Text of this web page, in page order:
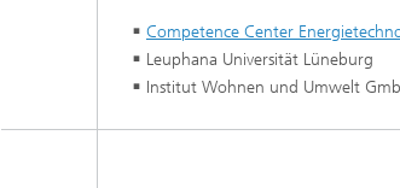
Competence Center
Leuphana Universität Lüneburg
Institut Wohnen und Umwelt